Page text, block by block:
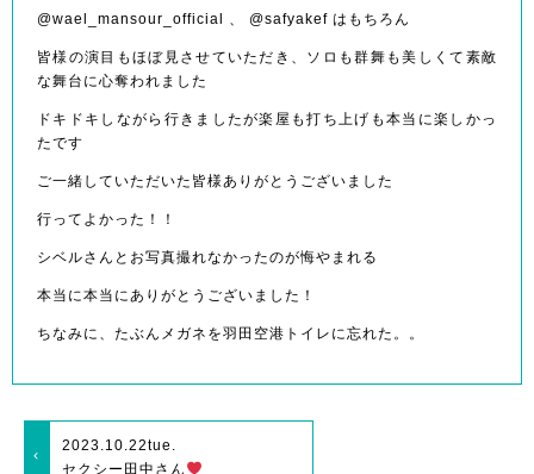
@wael_mansour_official 、 @safyakef はもちろん
皆様の演目もほぼ見させていただき、ソロも群舞も美しくて素敵
な舞台に心奪われました
ドキドキしながら行きましたが楽屋も打ち上げも本当に楽しかっ
たです
ご一緒していただいた皆様ありがとうございました
行ってよかった！！
シベルさんとお写真撮れなかったのが悔やまれる
本当に本当にありがとうございました！
ちなみに、たぶんメガネを羽田空港トイレに忘れた。。
2023.10.22tue.
セクシー田中さん